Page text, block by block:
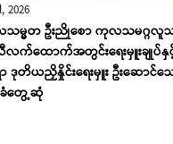
2026
မ္မတ ဦးညိုစော ကုလသမဂ္ဂလူသာ
က်ထောက်အတွင်းရေးမှူးချုပ်နှ
ဒုတိယညှိနှိုင်းရေးမှူး ဦးဆော
တွေ့ဆုံ